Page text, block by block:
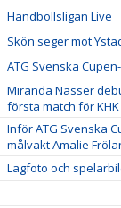
Handbollsligan Live
Skön seger mot
ATG Svenska
Miranda Nasser
första match för KHK
Inför ATG Svenska
målvakt Amalie
Lagfoto och